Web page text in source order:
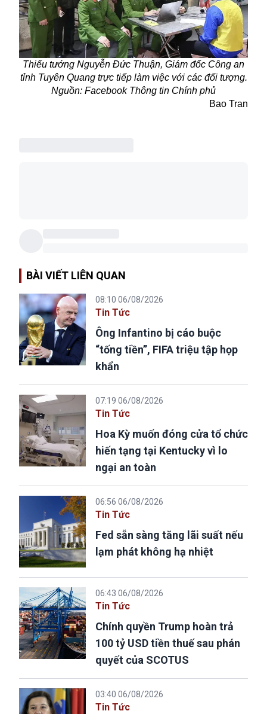
Thiếu tướng Nguyễn Đức Thuận, Giám đốc Công an
tỉnh Tuyên Quang trực tiếp làm việc với các đối tượng.
Nguồn: Facebook Thông tin Chính phủ
Bao Tran
BÀI VIẾT LIÊN QUAN
08:10 06/08/2026
Tin Tức
Ông Infantino bị cáo buộc
“tống tiền”, FIFA triệu tập họp
khẩn
07:19 06/08/2026
Tin Tức
Hoa Kỳ muốn đóng cửa tổ chức
hiến tạng tại Kentucky vì lo
ngại an toàn
06:56 06/08/2026
Tin Tức
Fed sẵn sàng tăng lãi suất nếu
lạm phát không hạ nhiệt
06:43 06/08/2026
Tin Tức
Chính quyền Trump hoàn trả
100 tỷ USD tiền thuế sau phán
quyết của SCOTUS
03:40 06/08/2026
Tin Tức